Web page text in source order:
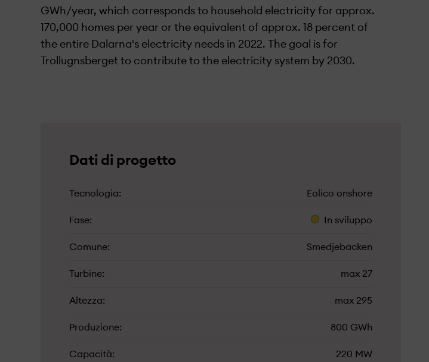
GWh/year, which corresponds to household electricity for approx.
170,000 homes per year or the equivalent of approx. 18 percent of
the entire Dalarna's electricity needs in 2022. The goal is for
Trollugnsberget to contribute to the electricity system by 2030.
Dati di progetto
Tecnologia Eolico onshore
Fase In sviluppo
Comune Smedjebacken
Turbine max 27
Altezza max 295
Produzione 800 GWh
Capacità 220 MW